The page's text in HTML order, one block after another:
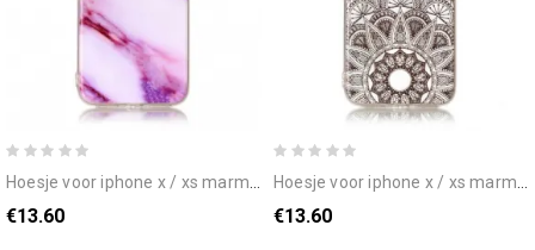
hoesje voor iphone x / xs marmer
€13.60
hoesje voor iphone x / xs marmeren mandala
€13.60